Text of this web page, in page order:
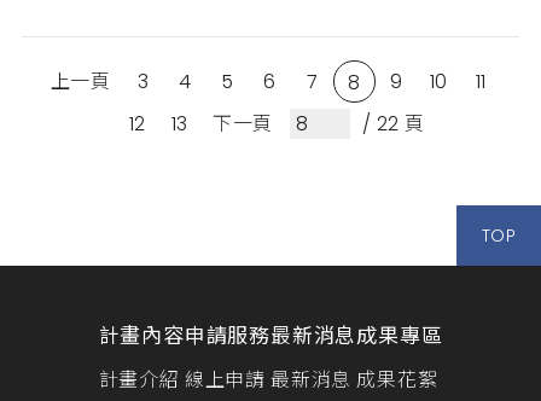
上一頁 3 4 5 6 7 8 9 10
11
12
13 下一頁 / 22 頁
TOP
計畫內容
計畫介紹
申請服務
線上申請
最新消息
最新消息
成果專區
成果花絮